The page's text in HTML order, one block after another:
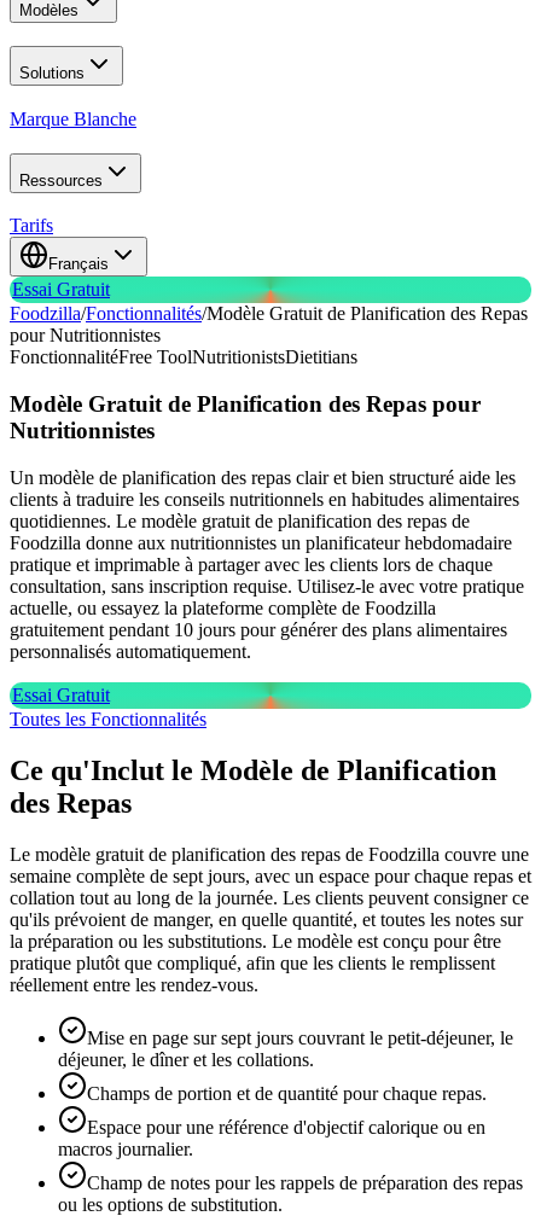
Modèles
Solutions
Marque Blanche
Ressources
Tarifs
Français
Essai Gratuit
Foodzilla/Fonctionnalités/Modèle Gratuit de Planification des Repas
pour Nutritionnistes
FonctionnalitéFree ToolNutritionistsDietitians
Modèle Gratuit de Planification des Repas pour
Nutritionnistes
Un modèle de planification des repas clair et bien structuré aide les
clients à traduire les conseils nutritionnels en habitudes alimentaires
quotidiennes. Le modèle gratuit de planification des repas de
Foodzilla donne aux nutritionnistes un planificateur hebdomadaire
pratique et imprimable à partager avec les clients lors de chaque
consultation, sans inscription requise. Utilisez-le avec votre pratique
actuelle, ou essayez la plateforme complète de Foodzilla
gratuitement pendant 10 jours pour générer des plans alimentaires
personnalisés automatiquement.
Essai Gratuit
Toutes les Fonctionnalités
Ce qu'Inclut le Modèle de Planification
des Repas
Le modèle gratuit de planification des repas de Foodzilla couvre une
semaine complète de sept jours, avec un espace pour chaque repas et
collation tout au long de la journée. Les clients peuvent consigner ce
qu'ils prévoient de manger, en quelle quantité, et toutes les notes sur
la préparation ou les substitutions. Le modèle est conçu pour être
pratique plutôt que compliqué, afin que les clients le remplissent
réellement entre les rendez-vous.
Mise en page sur sept jours couvrant le petit-déjeuner, le
déjeuner, le dîner et les collations.
Champs de portion et de quantité pour chaque repas.
Espace pour une référence d'objectif calorique ou en
macros journalier.
Champ de notes pour les rappels de préparation des repas
ou les options de substitution.